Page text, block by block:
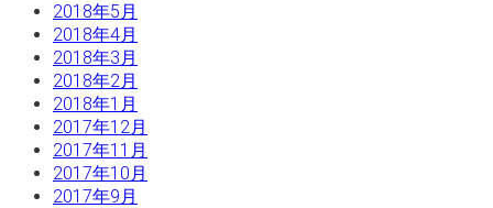
2018年5月
2018年4月
2018年3月
2018年2月
2018年1月
2017年12月
2017年11月
2017年10月
2017年9月